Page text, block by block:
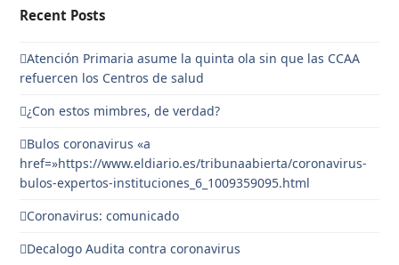
Recent Posts
Atención Primaria asume la quinta ola sin que las CCAA
refuercen los Centros de salud
¿Con estos mimbres, de verdad?
Bulos coronavirus «a
href=»https://www.eldiario.es/tribunaabierta/coronavirus-
bulos-expertos-instituciones_6_1009359095.html
Coronavirus: comunicado
Decalogo Audita contra coronavirus